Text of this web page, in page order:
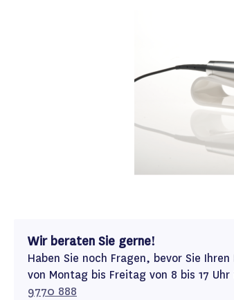
Wir beraten Sie gerne!
Haben Sie noch Fragen, bevor Sie
von Montag bis Freitag von 8 bis 17
9770 888